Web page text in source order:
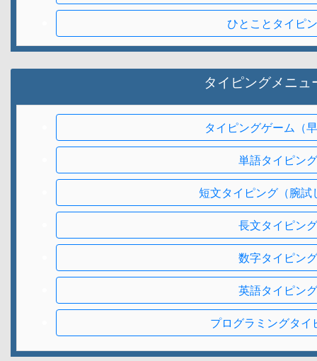
ひとことタイピ
タイピングメニュ
タイピングゲーム（
単語タイピング
短文タイピング（腕試
長文タイピング
数字タイピング
英語タイピング
プログラミングタイ